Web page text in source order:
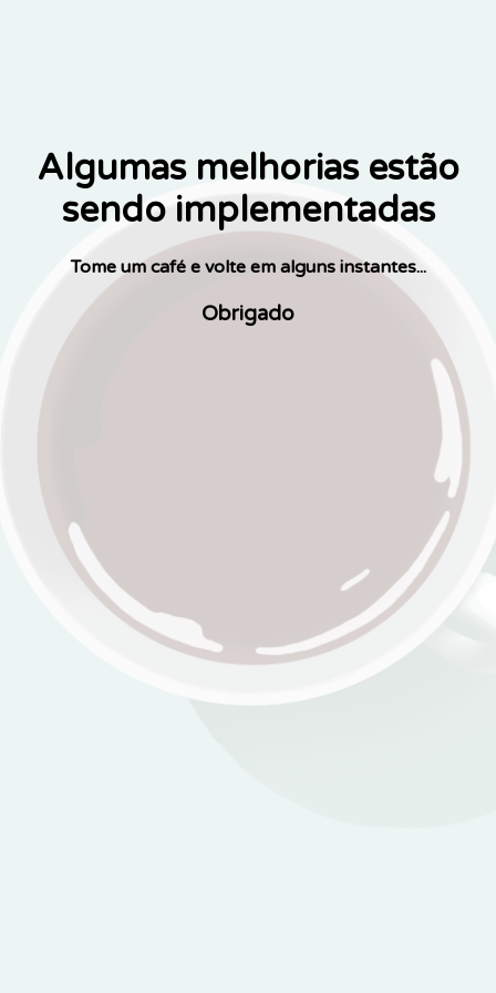
Algumas melhorias estão
sendo implementadas
Tome um café e volte em alguns instantes...
Obrigado